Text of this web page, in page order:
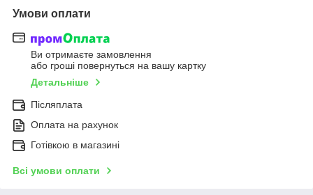
Умови оплати
Ви отримаєте замовлення
або гроші повернуться на вашу картку
Детальніше
Післяплата
Оплата на рахунок
Готівкою в магазині
Всі умови оплати